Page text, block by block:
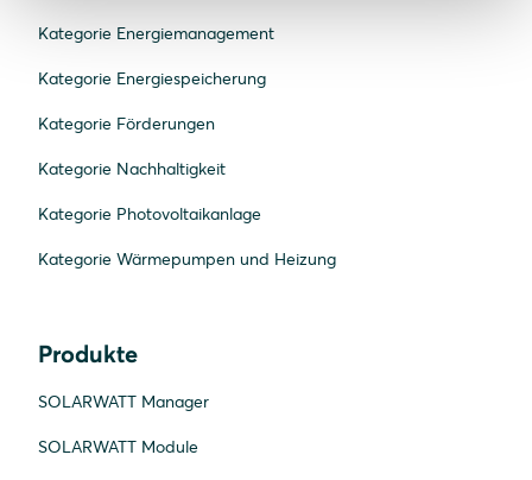
Kategorie Energiemanagement
Kategorie Energiespeicherung
Kategorie Förderungen
Kategorie Nachhaltigkeit
Kategorie Photovoltaikanlage
Kategorie Wärmepumpen und Heizung
Produkte
SOLARWATT Manager
SOLARWATT Module